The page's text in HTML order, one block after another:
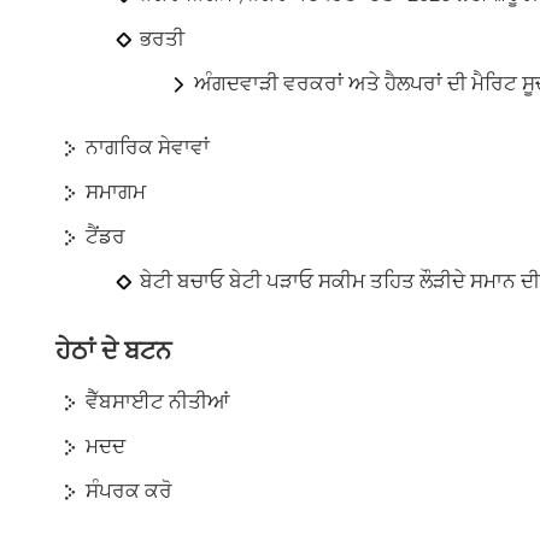
ਭਰਤੀ
ਅੰਗਦਵਾੜੀ ਵਰਕਰਾਂ ਅਤੇ ਹੈਲਪਰਾਂ ਦੀ ਮੈਰਿਟ
ਨਾਗਰਿਕ ਸੇਵਾਵਾਂ
ਸਮਾਗਮ
ਟੈਂਡਰ
ਬੇਟੀ ਬਚਾਓ ਬੇਟੀ ਪੜਾਓ ਸਕੀਮ ਤਹਿਤ ਲੌੜੀਦੇ ਸਮਾਨ
ਹੇਠਾਂ ਦੇ ਬਟਨ
ਵੈੱਬਸਾਈਟ ਨੀਤੀਆਂ
ਮਦਦ
ਸੰਪਰਕ ਕਰੋ